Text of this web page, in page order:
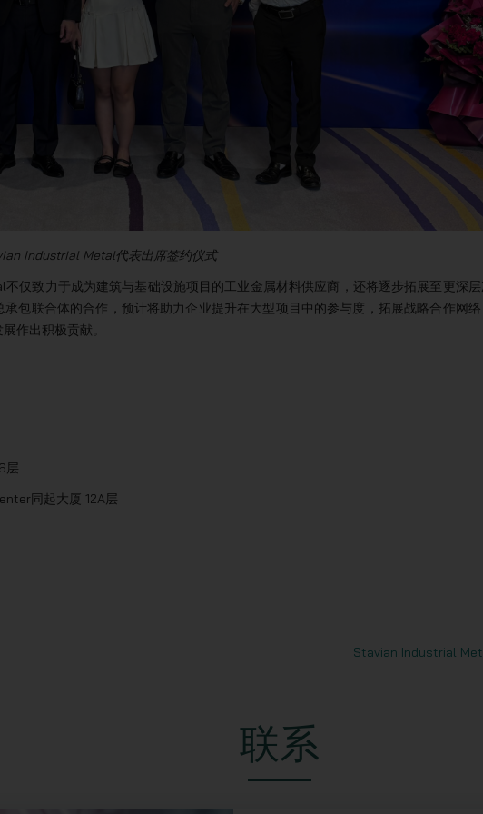
Industrial Metal代表出席签约仪式
仅致力于成为建筑与基础设施项目的工业金属材料供应商，还将逐步拓展至更深
包联合体的合作，预计将助力企业提升在大型项目中的参与度，拓展战略合作网
作出积极贡献。
层
同起大厦 12A层
Stavian Industrial
联系